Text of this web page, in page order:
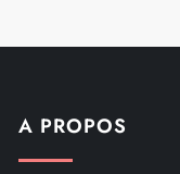
A PROPOS